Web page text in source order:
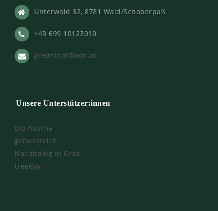
Unterwald 32, 8781 Wald/Schoberpaß
+43 699 10123010
greimlhof@aon.at
Unsere Unterstützer:innen
Bio Austria
genussreich
Nachhaltig in Graz
treeday